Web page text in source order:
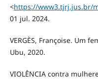
<https://www3.tjrj.jus.br/
01 jul. 2024.
VERGÈS, Françoise. Um
Ubu, 2020.
VIOLÊNCIA contra